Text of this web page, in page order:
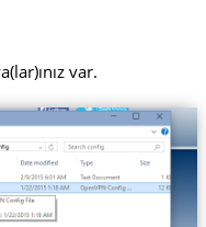
var.